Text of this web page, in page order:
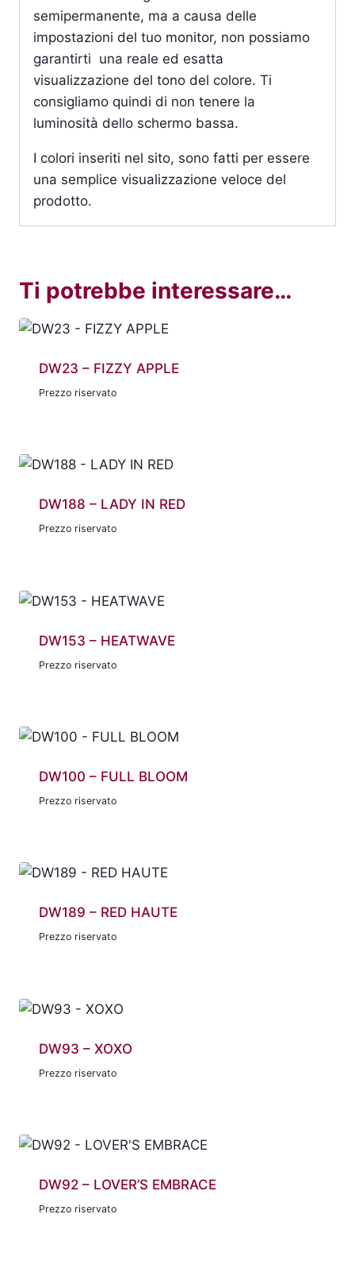
semipermanente, ma a causa delle
impostazioni del tuo monitor, non possiamo
garantirti una reale ed esatta
visualizzazione del tono del colore. Ti
consigliamo quindi di non tenere la
luminosità dello schermo bassa.
I colori inseriti nel sito, sono fatti per essere
una semplice visualizzazione veloce del
prodotto.
Ti potrebbe interessare…
DW23 – FIZZY APPLE
Prezzo riservato
DW188 – LADY IN RED
Prezzo riservato
DW153 – HEATWAVE
Prezzo riservato
DW100 – FULL BLOOM
Prezzo riservato
DW189 – RED HAUTE
Prezzo riservato
DW93 – XOXO
Prezzo riservato
DW92 – LOVER’S EMBRACE
Prezzo riservato